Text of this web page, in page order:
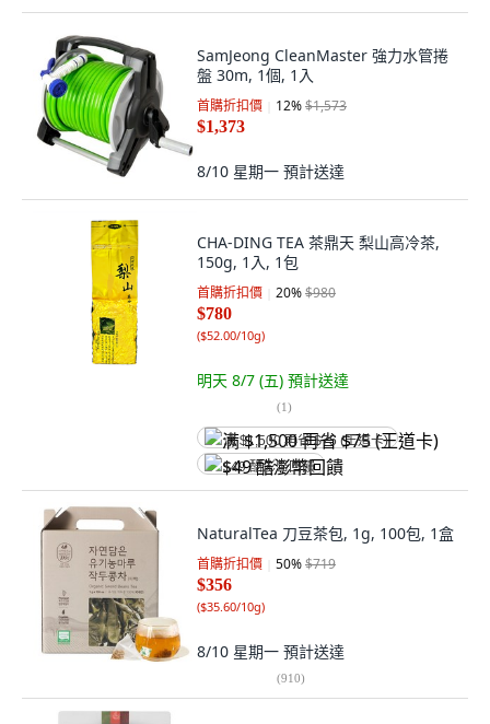
SamJeong CleanMaster 強力水管捲
盤 30m, 1個, 1入
首購折扣價 12%$1,573
$1,373
8/10 星期一 預計送達
CHA-DING TEA 茶鼎天 梨山高冷茶,
150g, 1入, 1包
首購折扣價 20%$980
$780
($52.00/10g)
明天 8/7 (五) 預計送達
(1)
满 $1,500 再省 $75 (王道卡)
$49 酷澎幣回饋
NaturalTea 刀豆茶包, 1g, 100包, 1盒
首購折扣價 50%$719
$356
($35.60/10g)
8/10 星期一 預計送達
(910)